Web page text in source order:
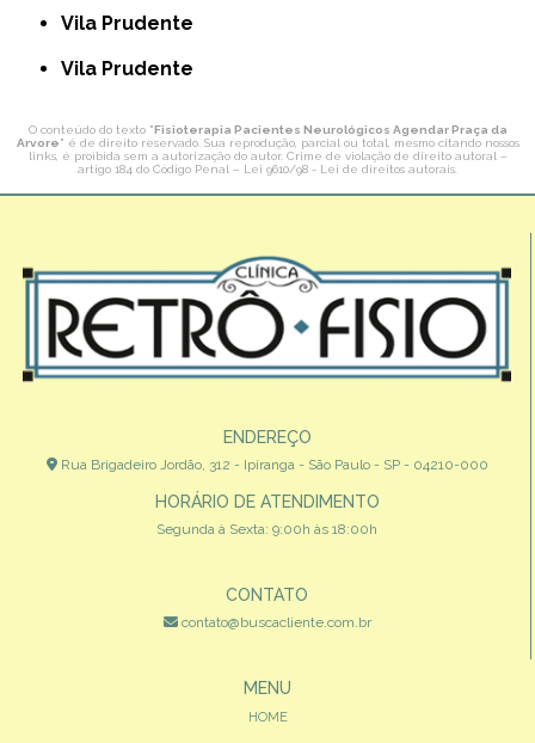
Vila Prudente
Vila Prudente
O conteúdo do texto "Fisioterapia Pacientes Neurológicos Agendar Praça da
Arvore" é de direito reservado. Sua reprodução, parcial ou total, mesmo citando nossos
links, é proibida sem a autorização do autor. Crime de violação de direito autoral –
artigo 184 do Código Penal – Lei 9610/98 - Lei de direitos autorais
ENDEREÇO
Rua Brigadeiro Jordão, 312 - Ipiranga - São Paulo - SP - 04210-000
HORÁRIO DE ATENDIMENTO
Segunda à Sexta: 9:00h às 18:00h
CONTATO
contato@buscacliente.com.br
MENU
HOME